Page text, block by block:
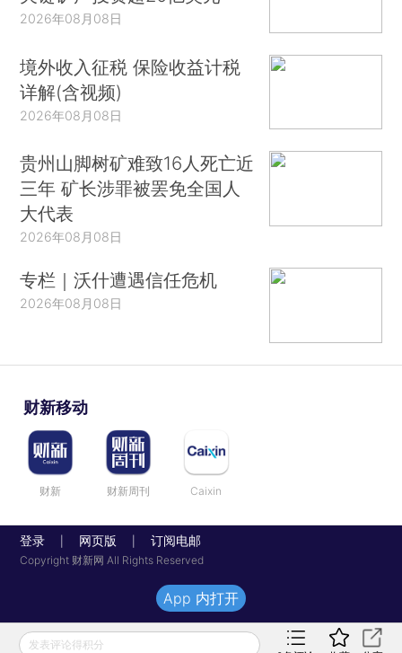
2026年08月08日
境外收入征税 保险收益计税
详解(含视频)
2026年08月08日
贵州山脚树矿难致16人死亡近
三年 矿长涉罪被罢免全国人
大代表
2026年08月08日
专栏｜沃什遭遇信任危机
2026年08月08日
财新移动
财新 财新周刊 Caixin
登录 网页版 订阅电邮
Copyright 财新网 All Rights Reserved
发表评论得积分
App 内打开